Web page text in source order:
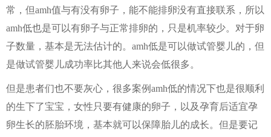
常，但amh值与有没有卵子，能不能排卵没有直接联系，所以
amh低也是可以有卵子与正常排卵的，只是机率较少。对于卵
子数量，基本是无法估计的。amh低是可以做试管婴儿的，但
是做试管婴儿成功率比其他人来说会低很多。
但是患者们也不要灰心，很多案例amh低的情况下也是很顺利
的生下了宝宝，女性只要有健康的卵子，以及孕育后适宜孕
卵生长的胚胎环境，基本就可以保障胎儿的成长。但是要记